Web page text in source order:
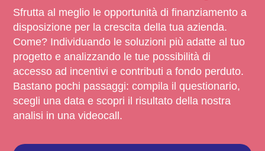
Sfrutta al meglio le opportunità di finanziamento a
disposizione per la crescita della tua azienda.
Come? Individuando le soluzioni più adatte al tuo
progetto e analizzando le tue possibilità di
accesso ad incentivi e contributi a fondo perduto.
Bastano pochi passaggi: compila il questionario,
scegli una data e scopri il risultato della nostra
analisi in una videocall.